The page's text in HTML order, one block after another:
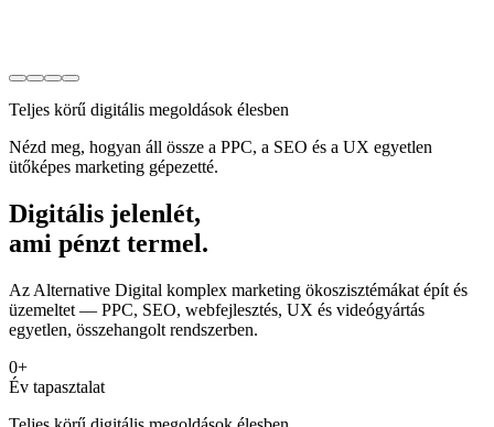
Teljes körű digitális megoldások élesben
Nézd meg, hogyan áll össze a PPC, a SEO és a UX egyetlen
ütőképes marketing gépezetté.
Digitális jelenlét,
ami pénzt termel.
Az Alternative Digital komplex marketing ökoszisztémákat épít és
üzemeltet — PPC, SEO, webfejlesztés, UX és videógyártás
egyetlen, összehangolt rendszerben.
0+
Év tapasztalat